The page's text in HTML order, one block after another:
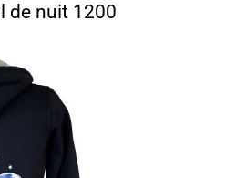
de nuit 1200